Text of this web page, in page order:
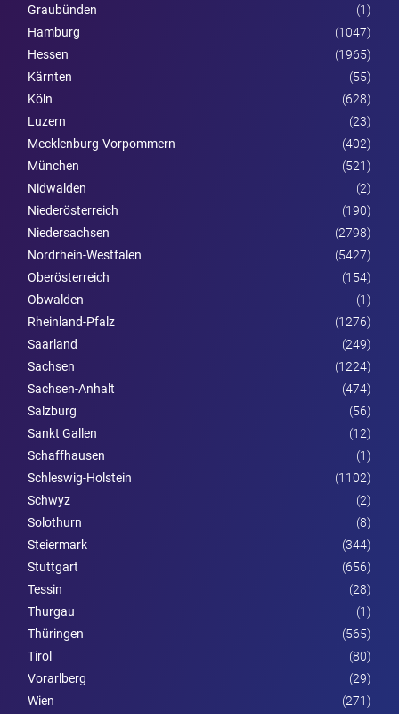
Graubünden
(1)
Hamburg
(1047)
Hessen
(1965)
Kärnten
(55)
Köln
(628)
Luzern
(23)
Mecklenburg-Vorpommern
(402)
München
(521)
Nidwalden
(2)
Nieder­österreich
(190)
Niedersachsen
(2798)
Nordrhein-Westfalen
(5427)
Ober­österreich
(154)
Obwalden
(1)
Rheinland-Pfalz
(1276)
Saarland
(249)
Sachsen
(1224)
Sachsen-Anhalt
(474)
Salzburg
(56)
Sankt Gallen
(12)
Schaffhausen
(1)
Schleswig-Holstein
(1102)
Schwyz
(2)
Solothurn
(8)
Steier­mark
(344)
Stuttgart
(656)
Tessin
(28)
Thurgau
(1)
Thüringen
(565)
Tirol
(80)
Vorarl­berg
(29)
Wien
(271)